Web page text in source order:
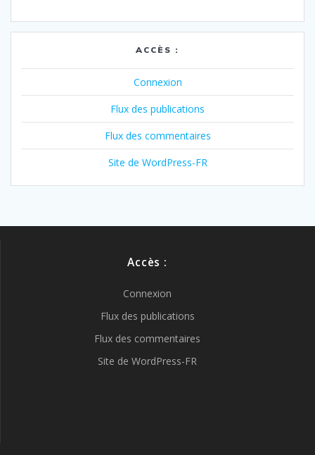
ACCÈS :
Connexion
Flux des publications
Flux des commentaires
Site de WordPress-FR
Accès :
Connexion
Flux des publications
Flux des commentaires
Site de WordPress-FR